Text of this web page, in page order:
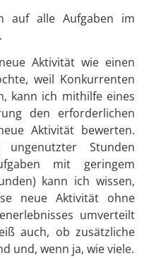
auf alle Aufgaben im
Aktivität wie einen
weil Konkurrenten
kann ich mithilfe eines
den erforderlichen
Aktivität bewerten.
Stunden
mit geringem
kann ich wissen,
neue Aktivität ohne
umverteilt
auch, ob zusätzliche
und, wenn ja, wie viele.